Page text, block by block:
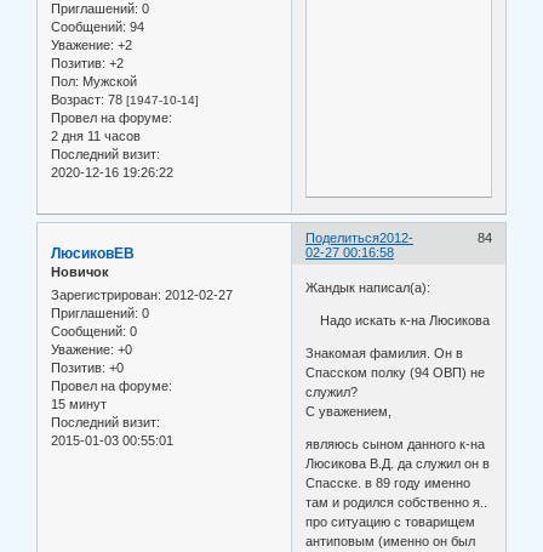
Приглашений: 0
Сообщений: 94
Уважение: +2
Позитив: +2
Пол: Мужской
Возраст: 78 [1947-10-14]
Провел на форуме:
2 дня 11 часов
Последний визит:
2020-12-16 19:26:22
Поделиться 84
2012-
02-27 00:16:58
ЛюсиковЕВ
Новичок
Зарегистрирован: 2012-02-27
Приглашений: 0
Сообщений: 0
Уважение: +0
Позитив: +0
Провел на форуме:
15 минут
Последний визит:
2015-01-03 00:55:01
Жандык написал(а):
Надо искать к-на Люсикова
Знакомая фамилия. Он в
Спасском полку (94 ОВП) не
служил?
С уважением,
являюсь сыном данного к-на
Люсикова В.Д. да служил он в
Спасске. в 89 году именно
там и родился собственно я..
про ситуацию с товарищем
антиповым (именно он был